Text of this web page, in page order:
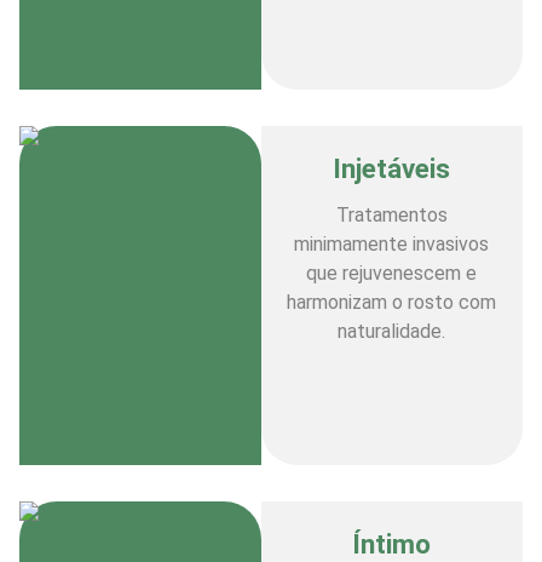
Injetáveis
Tratamentos
minimamente invasivos
que rejuvenescem e
harmonizam o rosto com
naturalidade.
Íntimo